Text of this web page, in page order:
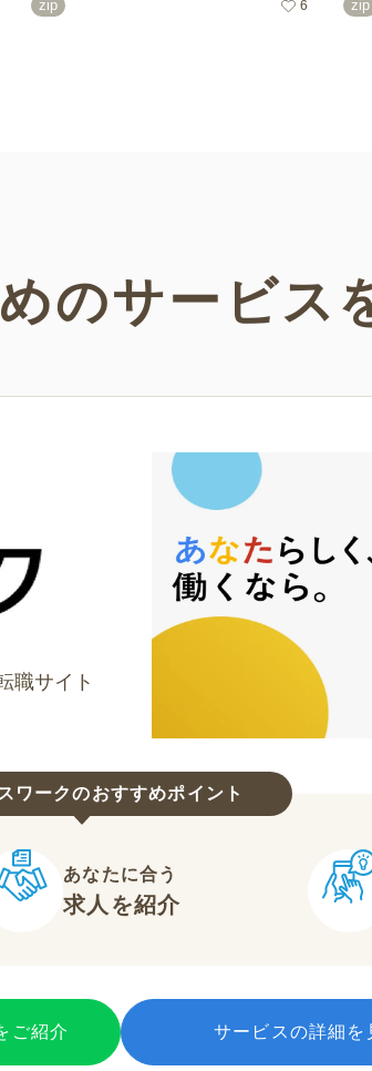
様なイラストをご用意。学校や会社、老
zip 6
節
zip
のサービス
職サイト
ワークのおすすめポイント
あなたに合う
求人を紹介
ご紹介 サービスの詳細を